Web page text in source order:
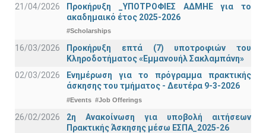
21/04/2026
Προκήρυξη _ΥΠΟΤΡΟΦΙΕΣ ΑΔΜΗΕ για το
ακαδημαικό έτος 2025-2026
#Scholarships
16/03/2026
Προκήρυξη επτά (7) υποτροφιών του
Κληροδοτήματος «Εμμανουήλ Σακλαμπάνη»
02/03/2026
Ενημέρωση για το πρόγραμμα πρακτικής
άσκησης του τμήματος - Δευτέρα 9-3-2026
#Events #Job Offerings
26/02/2026
2η Ανακοίνωση για υποβολή αιτήσεων
Πρακτικής Άσκησης μέσω ΕΣΠΑ_2025-26